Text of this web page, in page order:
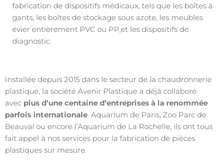
fabrication de dispositifs médicaux, tels que les boîtes à
gants, les boîtes de stockage sous azote, les meubles
évier entièrement PVC ou PP,et les dispositifs de
diagnostic.
Installée depuis 2015 dans le secteur de la chaudronnerie
plastique, la société Avenir Plastique a déjà collaboré
avec plus d’une centaine d’entreprises à la renommée
parfois internationale. Aquarium de Paris, Zoo Parc de
Beauval ou encore l’Aquarium de La Rochelle, ils ont tous
fait appel à nos services pour la fabrication de pièces
plastiques sur mesure.